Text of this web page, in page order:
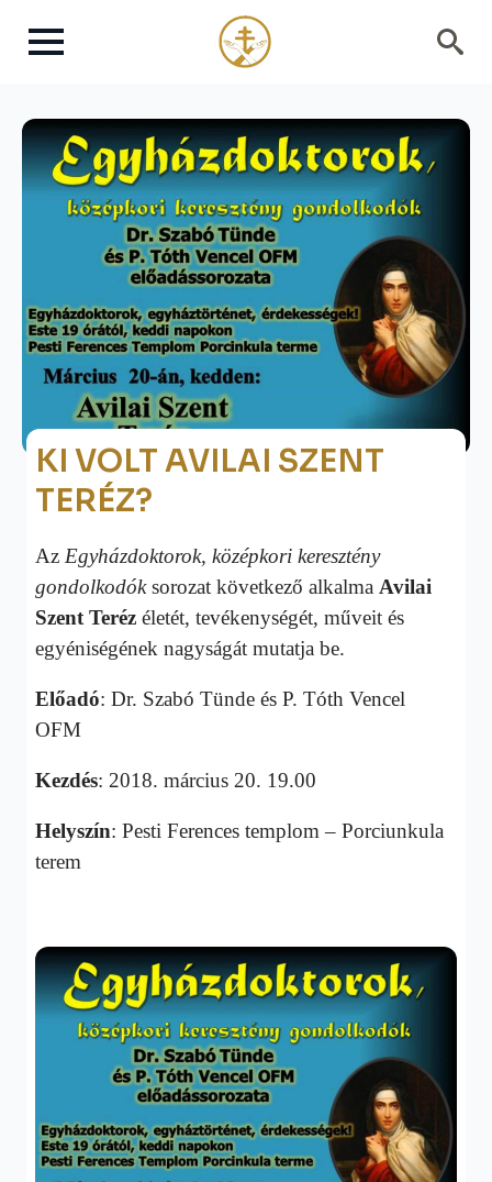
KI VOLT AVILAI SZENT
TERÉZ?
Az Egyházdoktorok, középkori keresztény
gondolkodóksorozat következő alkalma Avilai
Szent Terézéletét, tevékenységét, műveit és
egyéniségének nagyságát mutatja be.
Előadó: Dr. Szabó Tünde és P. Tóth Vencel
OFM
Kezdés: 2018. március 20. 19.00
Helyszín: Pesti Ferences templom – Porciunkula
terem